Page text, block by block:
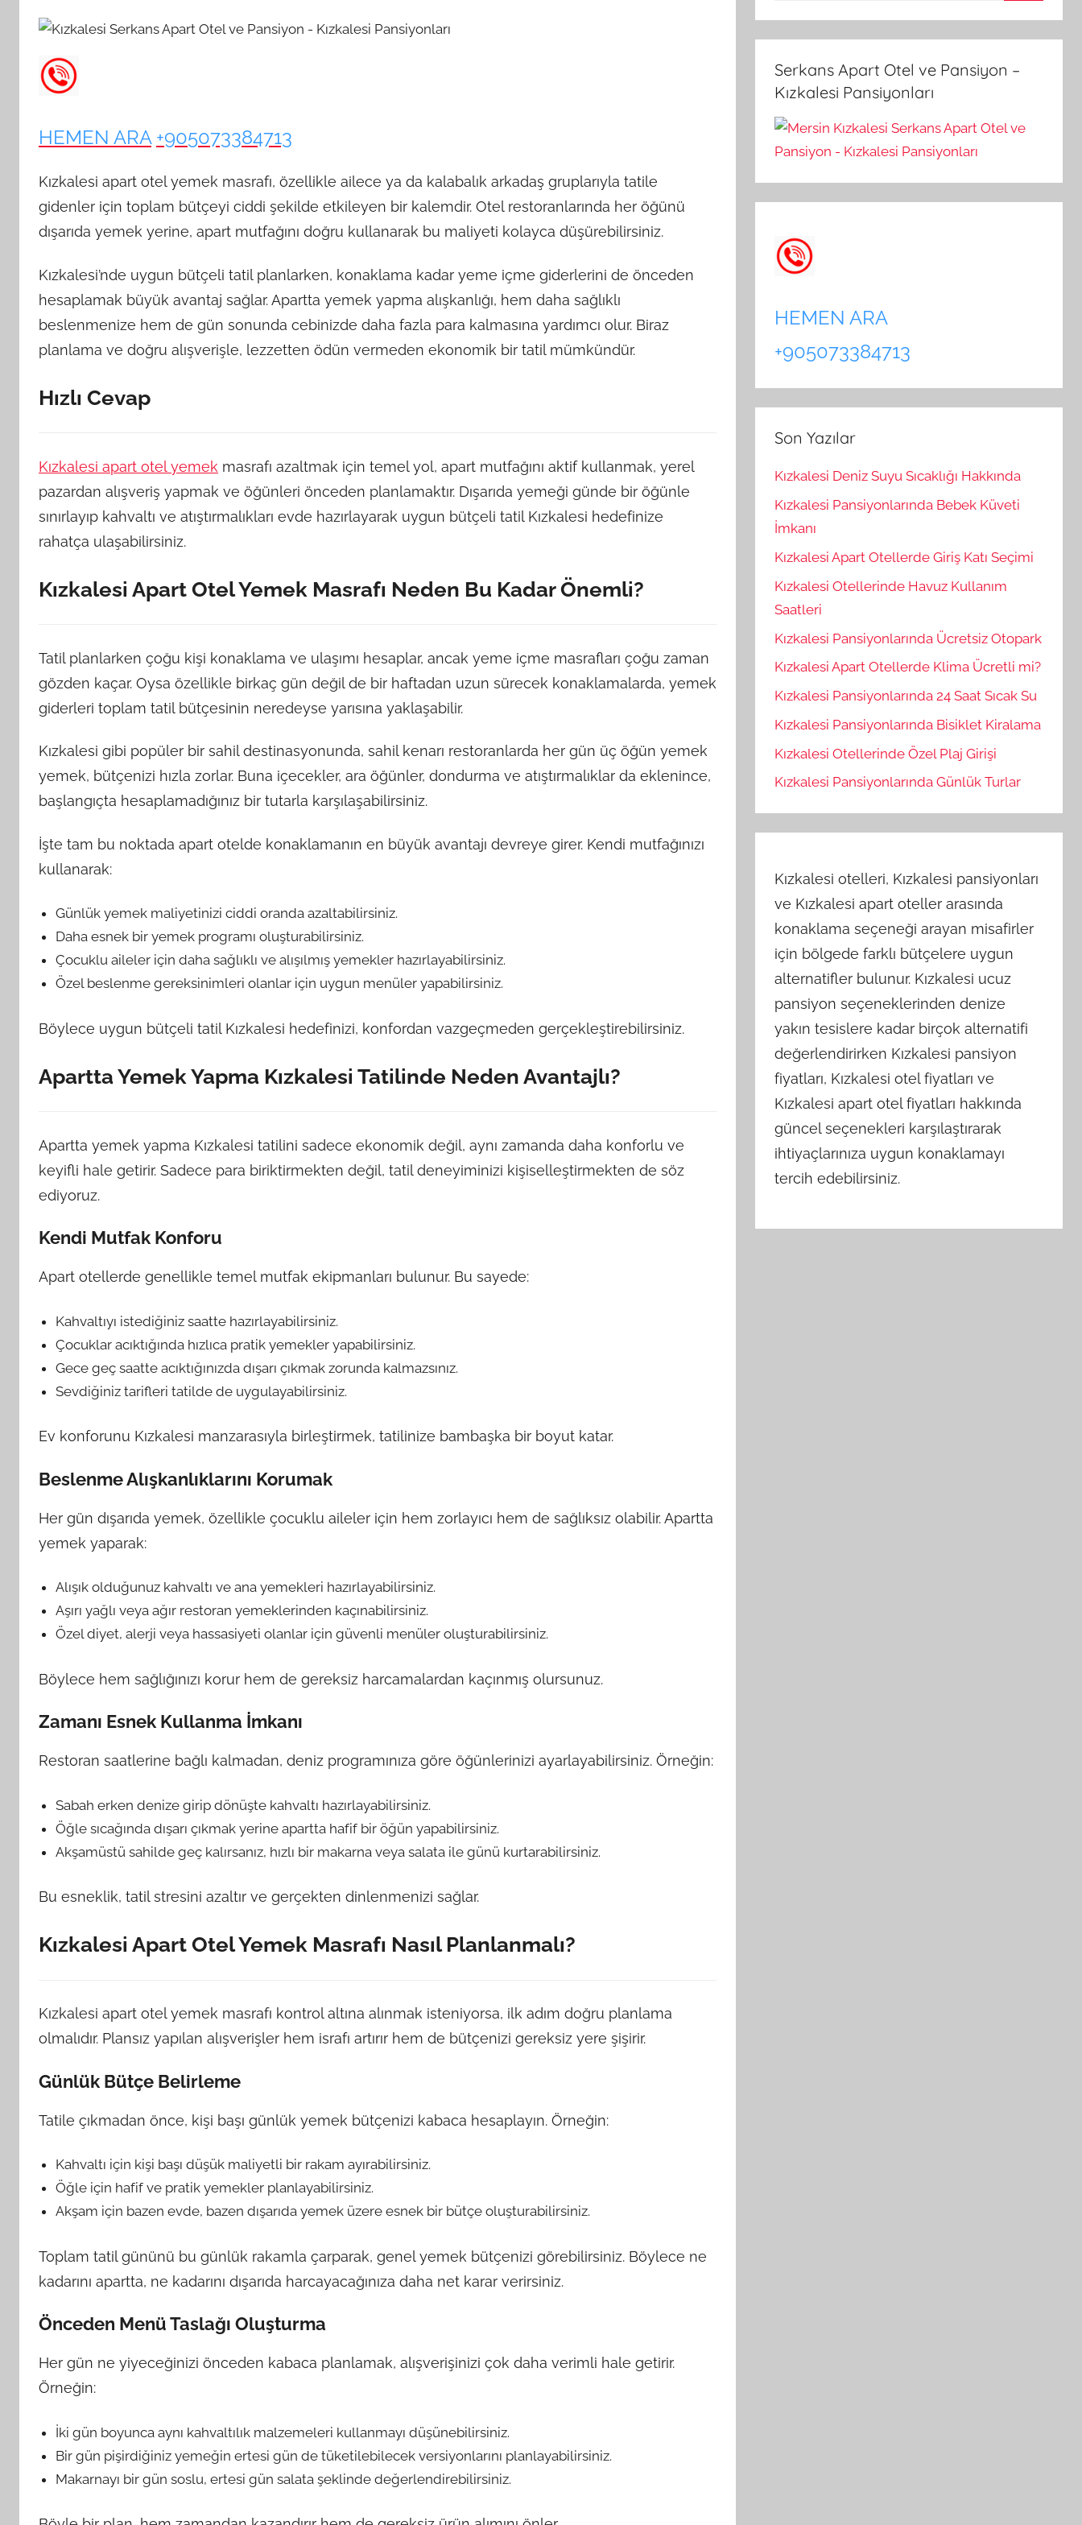
HEMEN ARA +905073384713
Kızkalesi apart otel yemek masrafı, özellikle ailece ya da kalabalık arkadaş gruplarıyla tatile
gidenler için toplam bütçeyi ciddi şekilde etkileyen bir kalemdir. Otel restoranlarında her öğünü
dışarıda yemek yerine, apart mutfağını doğru kullanarak bu maliyeti kolayca düşürebilirsiniz.
Kızkalesi’nde uygun bütçeli tatil planlarken, konaklama kadar yeme içme giderlerini de önceden
hesaplamak büyük avantaj sağlar. Apartta yemek yapma alışkanlığı, hem daha sağlıklı
beslenmenize hem de gün sonunda cebinizde daha fazla para kalmasına yardımcı olur. Biraz
planlama ve doğru alışverişle, lezzetten ödün vermeden ekonomik bir tatil mümkündür.
Hızlı Cevap
Kızkalesi apart otel yemek masrafı azaltmak için temel yol, apart mutfağını aktif kullanmak, yerel
pazardan alışveriş yapmak ve öğünleri önceden planlamaktır. Dışarıda yemeği günde bir öğünle
sınırlayıp kahvaltı ve atıştırmalıkları evde hazırlayarak uygun bütçeli tatil Kızkalesi hedefinize
rahatça ulaşabilirsiniz.
Kızkalesi Apart Otel Yemek Masrafı Neden Bu Kadar Önemli?
Tatil planlarken çoğu kişi konaklama ve ulaşımı hesaplar, ancak yeme içme masrafları çoğu zaman
gözden kaçar. Oysa özellikle birkaç gün değil de bir haftadan uzun sürecek konaklamalarda, yemek
giderleri toplam tatil bütçesinin neredeyse yarısına yaklaşabilir.
Kızkalesi gibi popüler bir sahil destinasyonunda, sahil kenarı restoranlarda her gün üç öğün yemek
yemek, bütçenizi hızla zorlar. Buna içecekler, ara öğünler, dondurma ve atıştırmalıklar da eklenince,
başlangıçta hesaplamadığınız bir tutarla karşılaşabilirsiniz.
İşte tam bu noktada apart otelde konaklamanın en büyük avantajı devreye girer. Kendi mutfağınızı
kullanarak:
Günlük yemek maliyetinizi ciddi oranda azaltabilirsiniz.
Daha esnek bir yemek programı oluşturabilirsiniz.
Çocuklu aileler için daha sağlıklı ve alışılmış yemekler hazırlayabilirsiniz.
Özel beslenme gereksinimleri olanlar için uygun menüler yapabilirsiniz.
Böylece uygun bütçeli tatil Kızkalesi hedefinizi, konfordan vazgeçmeden gerçekleştirebilirsiniz.
Apartta Yemek Yapma Kızkalesi Tatilinde Neden Avantajlı?
Apartta yemek yapma Kızkalesi tatilini sadece ekonomik değil, aynı zamanda daha konforlu ve
keyifli hale getirir. Sadece para biriktirmekten değil, tatil deneyiminizi kişiselleştirmekten de söz
ediyoruz.
Kendi Mutfak Konforu
Apart otellerde genellikle temel mutfak ekipmanları bulunur. Bu sayede:
Kahvaltıyı istediğiniz saatte hazırlayabilirsiniz.
Çocuklar acıktığında hızlıca pratik yemekler yapabilirsiniz.
Gece geç saatte acıktığınızda dışarı çıkmak zorunda kalmazsınız.
Sevdiğiniz tarifleri tatilde de uygulayabilirsiniz.
Ev konforunu Kızkalesi manzarasıyla birleştirmek, tatilinize bambaşka bir boyut katar.
Beslenme Alışkanlıklarını Korumak
Her gün dışarıda yemek, özellikle çocuklu aileler için hem zorlayıcı hem de sağlıksız olabilir. Apartta
yemek yaparak:
Alışık olduğunuz kahvaltı ve ana yemekleri hazırlayabilirsiniz.
Aşırı yağlı veya ağır restoran yemeklerinden kaçınabilirsiniz.
Özel diyet, alerji veya hassasiyeti olanlar için güvenli menüler oluşturabilirsiniz.
Böylece hem sağlığınızı korur hem de gereksiz harcamalardan kaçınmış olursunuz.
Zamanı Esnek Kullanma İmkanı
Restoran saatlerine bağlı kalmadan, deniz programınıza göre öğünlerinizi ayarlayabilirsiniz. Örneğin:
Sabah erken denize girip dönüşte kahvaltı hazırlayabilirsiniz.
Öğle sıcağında dışarı çıkmak yerine apartta hafif bir öğün yapabilirsiniz.
Akşamüstü sahilde geç kalırsanız, hızlı bir makarna veya salata ile günü kurtarabilirsiniz.
Bu esneklik, tatil stresini azaltır ve gerçekten dinlenmenizi sağlar.
Kızkalesi Apart Otel Yemek Masrafı Nasıl Planlanmalı?
Kızkalesi apart otel yemek masrafı kontrol altına alınmak isteniyorsa, ilk adım doğru planlama
olmalıdır. Plansız yapılan alışverişler hem israfı artırır hem de bütçenizi gereksiz yere şişirir.
Günlük Bütçe Belirleme
Tatile çıkmadan önce, kişi başı günlük yemek bütçenizi kabaca hesaplayın. Örneğin:
Kahvaltı için kişi başı düşük maliyetli bir rakam ayırabilirsiniz.
Öğle için hafif ve pratik yemekler planlayabilirsiniz.
Akşam için bazen evde, bazen dışarıda yemek üzere esnek bir bütçe oluşturabilirsiniz.
Toplam tatil gününü bu günlük rakamla çarparak, genel yemek bütçenizi görebilirsiniz. Böylece ne
kadarını apartta, ne kadarını dışarıda harcayacağınıza daha net karar verirsiniz.
Önceden Menü Taslağı Oluşturma
Her gün ne yiyeceğinizi önceden kabaca planlamak, alışverişinizi çok daha verimli hale getirir.
Örneğin:
İki gün boyunca aynı kahvaltılık malzemeleri kullanmayı düşünebilirsiniz.
Bir gün pişirdiğiniz yemeğin ertesi gün de tüketilebilecek versiyonlarını planlayabilirsiniz.
Makarnayı bir gün soslu, ertesi gün salata şeklinde değerlendirebilirsiniz.
a
m
a
:
Serkans Apart Otel ve Pansiyon –
Kızkalesi Pansiyonları
HEMEN ARA
+905073384713
Son Yazılar
Kızkalesi Deniz Suyu Sıcaklığı Hakkında
Kızkalesi Pansiyonlarında Bebek Küveti
İmkanı
Kızkalesi Apart Otellerde Giriş Katı Seçimi
Kızkalesi Otellerinde Havuz Kullanım
Saatleri
Kızkalesi Pansiyonlarında Ücretsiz Otopark
Kızkalesi Apart Otellerde Klima Ücretli mi?
Kızkalesi Pansiyonlarında 24 Saat Sıcak Su
Kızkalesi Pansiyonlarında Bisiklet Kiralama
Kızkalesi Otellerinde Özel Plaj Girişi
Kızkalesi Pansiyonlarında Günlük Turlar
Kızkalesi otelleri, Kızkalesi pansiyonları
ve Kızkalesi apart oteller arasında
konaklama seçeneği arayan misafirler
için bölgede farklı bütçelere uygun
alternatifler bulunur. Kızkalesi ucuz
pansiyon seçeneklerinden denize
yakın tesislere kadar birçok alternatifi
değerlendirirken Kızkalesi pansiyon
fiyatları, Kızkalesi otel fiyatları ve
Kızkalesi apart otel fiyatları hakkında
güncel seçenekleri karşılaştırarak
ihtiyaçlarınıza uygun konaklamayı
tercih edebilirsiniz.